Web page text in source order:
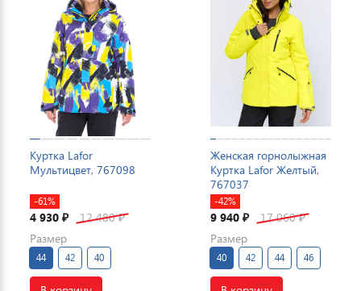
Куртка Lafor
Мультицвет, 767098
-61%
4 930 ₽ 12 480₽
Размер
44 42 40
Женская горнолыжная
Куртка Lafor Желтый,
767037
-42%
9 940 ₽ 17 060₽
Размер
40 42 44 46